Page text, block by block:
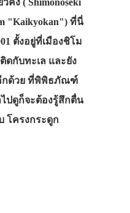
ง ( Shimonoseki
"Kaikyokan") ที่นี่
ตั้งอยู่ที่เมืองชิโม
ดกับทะเล และยัง
อีกด้วย ที่พิพิธภัณฑ์
ปดูก็จะต้องรู้สึกตื่น
โครงกระดูก